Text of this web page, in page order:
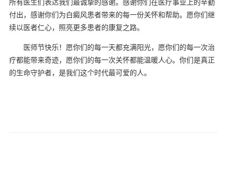
付出，感谢你们为白癜风患者带来的每一份关怀和帮助。愿你们继
续以医者仁心，照亮更多患者的康复之路。
医师节快乐！愿你们的每一天都充满阳光，愿你们的每一次治
疗都能带来奇迹，愿你们的每一次关怀都能温暖人心。你们是真正
的生命守护者，是我们这个时代最可爱的人。